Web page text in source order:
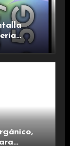
una